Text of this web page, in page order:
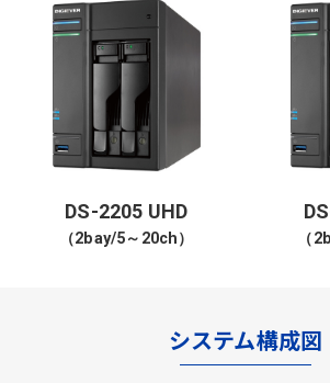
DS-2205 UHD
（2bay/5～20ch） （
システム構成図